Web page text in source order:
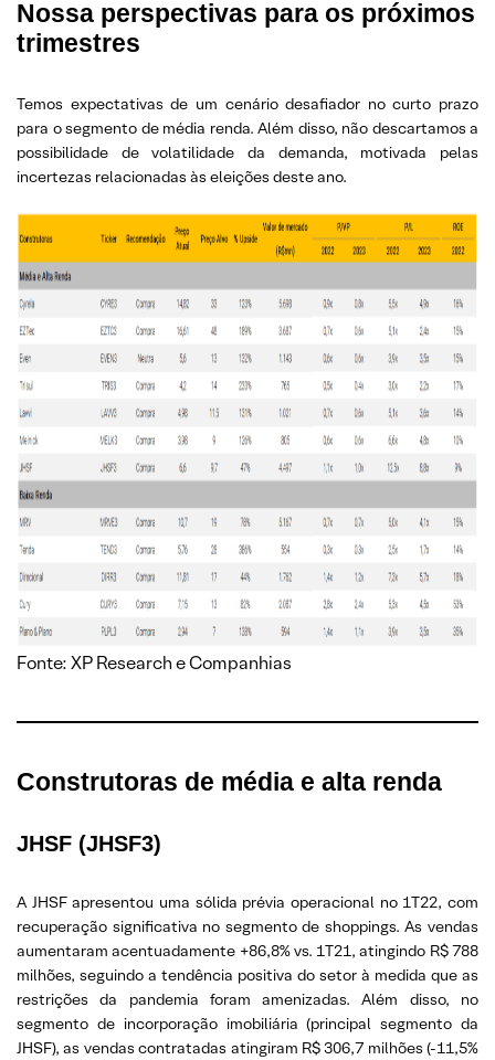
Nossa perspectivas para os próximos
trimestres
Temos expectativas de um cenário desafiador no curto prazo
para o segmento de média renda. Além disso, não descartamos a
possibilidade de volatilidade da demanda, motivada pelas
incertezas relacionadas às eleições deste ano.
Fonte: XP Research e Companhias
Construtoras de média e alta renda
JHSF (JHSF3)
A JHSF apresentou uma sólida prévia operacional no 1T22, com
recuperação significativa no segmento de shoppings. As vendas
aumentaram acentuadamente +86,8% vs. 1T21, atingindo R$ 788
milhões, seguindo a tendência positiva do setor à medida que as
restrições da pandemia foram amenizadas. Além disso, no
segmento de incorporação imobiliária (principal segmento da
JHSF), as vendas contratadas atingiram R$ 306,7 milhões (-11,5%